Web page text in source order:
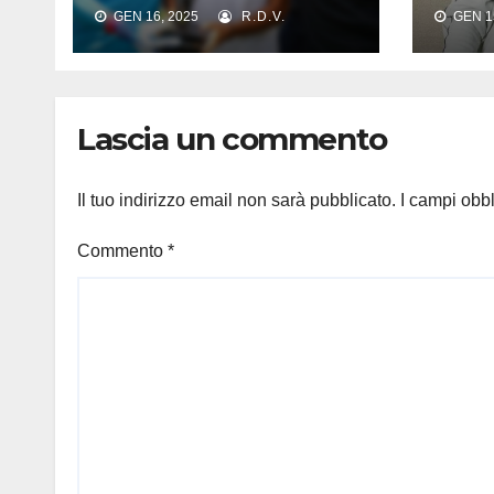
dell’Inter?
GEN 16, 2025 R.D.V. GEN
Lascia un commento
Il tuo indirizzo email non sarà pubblicato. I campi
Commento *